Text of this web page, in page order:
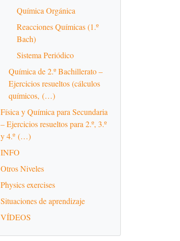
Química Orgánica
Reacciones Químicas (1.º
Bach)
Sistema Periódico
Química de 2.º Bachillerato –
Ejercicios resueltos (cálculos
químicos, (…)
Física y Química para Secundaria
– Ejercicios resueltos para 2.º, 3.º
y 4.º (…)
INFO
Otros Niveles
Physics exercises
Situaciones de aprendizaje
VÍDEOS